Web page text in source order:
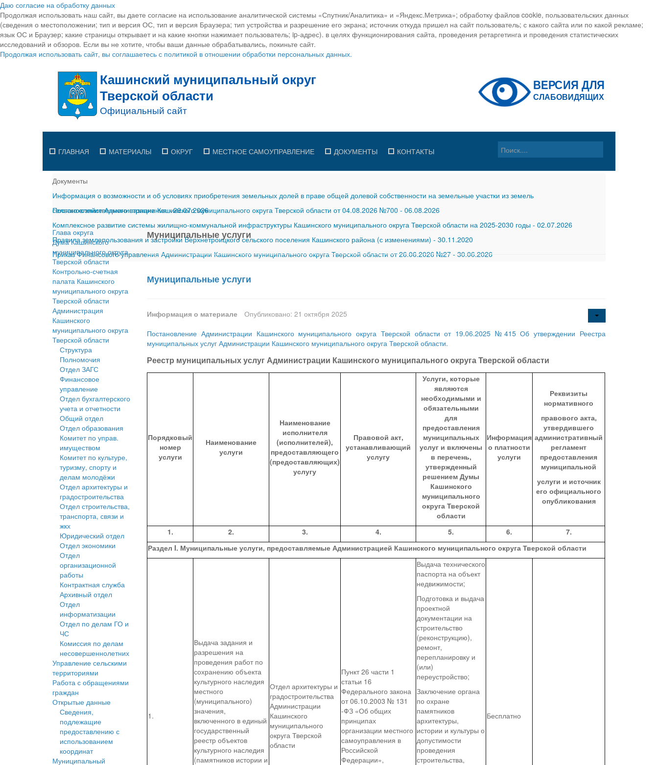
Даю согласие на обработку данных
Продолжая использовать наш сайт, вы даете согласие на использование аналитической системы «Спутник/Аналитика» и «Яндекс.Метрика»; обработку файлов cookie, пользовательских данных
(сведения о местоположении; тип и версия ОС, тип и версия Браузера; тип устройства и разрешение его экрана; источник откуда пришел на сайт пользователь; с какого сайта или по какой рекламе;
язык ОС и Браузер; какие страницы открывает и на какие кнопки нажимает пользователь; ip-адрес). в целях функционирования сайта, проведения ретаргетинга и проведения статистических
исследований и обзоров. Если вы не хотите, чтобы ваши данные обрабатывались, покиньте сайт.
Продолжая использовать сайт, вы соглашаетесь с политикой в отношении обработки персональных данных.
ГЛАВНАЯ МАТЕРИАЛЫ ОКРУГ МЕСТНОЕ САМОУПРАВЛЕНИЕ ДОКУМЕНТЫ КОНТАКТЫ
Документы
Информация о возможности и об условиях приобретения земельных долей в праве общей долевой собственности на земельные участки из земель
сельскохозяйственного назначения-29.07.2026
Постановление Администрации Кашинского муниципального округа Тверской области от 04.08.2026 №700 - 06.08.2026
Комплексное развитие системы жилищно-коммунальной инфраструктуры Кашинского муниципального округа Тверской области на 2025-2030 годы - 02.07.2026
Правила землепользования и застройки Верхнетроицкого сельского поселения Кашинского района (с изменениями) - 30.11.2020
Приказ Финансового управления Администрации Кашинского муниципального округа Тверской области от 26.06.2026 №27 - 30.06.2026
Глава округа
Дума Кашинского
муниципального округа
Тверской области
Контрольно-счетная
палата Кашинского
муниципального округа
Тверской области
Администрация
Кашинского
муниципального округа
Тверской области
Структура
Полномочия
Отдел ЗАГС
Финансовое
управление
Отдел бухгалтерского
учета и отчетности
Общий отдел
Отдел образования
Комитет по управ.
имуществом
Комитет по культуре,
туризму, спорту и
делам молодёжи
Отдел архитектуры и
градостроительства
Отдел строительства,
транспорта, связи и
жкх
Юридический отдел
Отдел экономики
Отдел
организационной
работы
Контрактная служба
Архивный отдел
Отдел
информатизации
Отдел по делам ГО и
ЧС
Комиссия по делам
несовершеннолетних
Управление сельскими
территориями
Работа с обращениями
граждан
Открытые данные
Сведения,
подлежащие
предоставлению с
использованием
координат
Муниципальный
Муниципальные услуги
Муниципальные услуги
Информация о материале
Опубликовано: 21 октября 2025
Постановление Администрации Кашинского муниципального округа Тверской области от 19.06.2025 №415 Об утверждении Реестра
муниципальных услуг Администрации Кашинского муниципального округа Тверской области.
Реестр муниципальных услуг Администрации Кашинского муниципального округа Тверской области
Порядковый
номер
услуги
Наименование
услуги
Наименование
исполнителя
(исполнителей),
предоставляющего
(предоставляющих)
услугу
Правовой акт,
устанавливающий
услугу
Услуги, которые
являются
необходимыми и
обязательными
для
предоставления
муниципальных
услуг и включены
в перечень,
утвержденный
решением Думы
Кашинского
муниципального
округа Тверской
области
Информация
о платности
услуги
Реквизиты
нормативного
правового акта,
утвердившего
административный
регламент
предоставления
муниципальной
услуги и источник
его официального
опубликования
1. 2. 3. 4. 5. 6.
7.
Раздел I. Муниципальные услуги, предоставляемыеАдминистрацией Кашинского муниципального округа Тверской области
1.
Выдача задания и
разрешения на
проведения работ по
сохранению объекта
культурного наследия
местного
(муниципального)
значения,
включенного в единый
государственный
реестр объектов
культурного наследия
(памятников истории и
Отдел архитектуры и
градостроительства
Администрации
Кашинского
муниципального
округа Тверской
области
Пункт 26 части 1
статьи 16
Федерального закона
от 06.10.2003 № 131
-ФЗ «Об общих
принципах
организации местного
самоуправления в
Российской
Федерации»,
Выдача технического
паспорта на объект
недвижимости;
Подготовка и выдача
проектной
документации на
строительство
(реконструкцию),
ремонт,
перепланировку и
(или)
переустройство;
Заключение органа
по охране
памятников
архитектуры,
истории и культуры о
допустимости
проведения
строительства,
Бесплатно